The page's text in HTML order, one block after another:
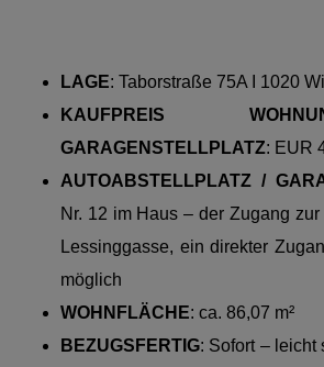
LAGE: Taborstraße 75A I 1020
KAUFPREIS
GARAGENSTELLPLATZ: EUR
AUTOABSTELLPLATZ /
Nr. 12 im Haus – der Zugang
Lessinggasse, ein direkter
möglich
WOHNFLÄCHE: ca. 86,07 m²
BEZUGSFERTIG: Sofort – leicht